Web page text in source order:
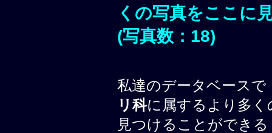
くの写真をここに
(写真数：18)
私達のデータベース
リ科に属するより多く
見つけることができる